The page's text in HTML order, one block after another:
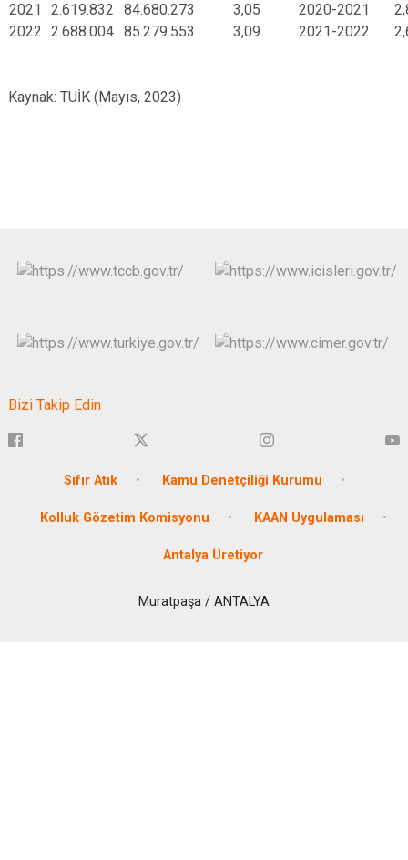
2021
2.619.832 84.680.273 3,05 2020-2021
2022 2.688.004 85.279.553 3,09 2021-2022
Kaynak: TUİK (Mayıs, 2023)
Bizi Takip Edin
Sıfır Atık Kamu Denetçiliği Kurumu
Kolluk Gözetim Komisyonu KAAN Uygulaması
Antalya Üretiyor
Muratpaşa / ANTALYA